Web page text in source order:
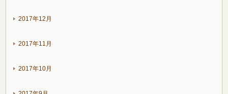
2017年12月
2017年11月
2017年10月